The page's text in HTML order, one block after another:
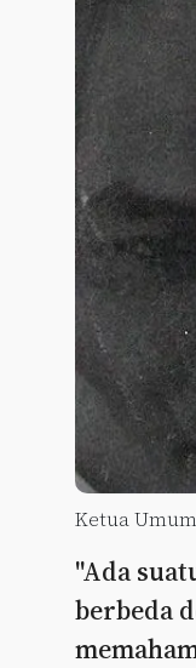
Ketua
"Ada
berbeda